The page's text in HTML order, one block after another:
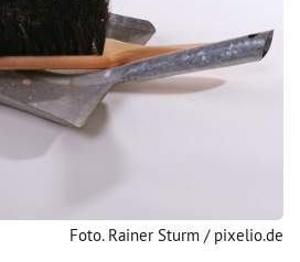
Foto. Rainer Sturm / pixelio.de